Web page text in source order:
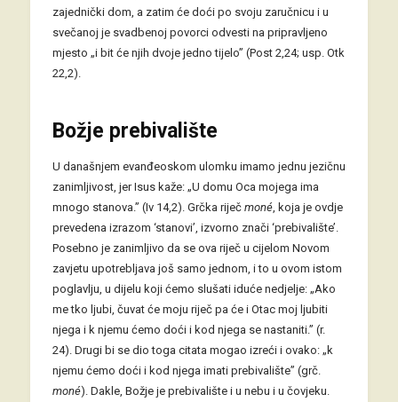
zajednički dom, a zatim će doći po svoju zaručnicu i u
svečanoj je svadbenoj povorci odvesti na pripravljeno
mjesto „i bit će njih dvoje jedno tijelo” (Post 2,24; usp. Otk
22,2).
Božje prebivalište
U današnjem evanđeoskom ulomku imamo jednu jezičnu
zanimljivost, jer Isus kaže: „U domu Oca mojega ima
mnogo stanova.” (Iv 14,2). Grčka riječ moné, koja je ovdje
prevedena izrazom ‘stanovi’, izvorno znači ‘prebivalište’.
Posebno je zanimljivo da se ova riječ u cijelom Novom
zavjetu upotrebljava još samo jednom, i to u ovom istom
poglavlju, u dijelu koji ćemo slušati iduće nedjelje: „Ako
me tko ljubi, čuvat će moju riječ pa će i Otac moj ljubiti
njega i k njemu ćemo doći i kod njega se nastaniti.” (r.
24). Drugi bi se dio toga citata mogao izreći i ovako: „k
njemu ćemo doći i kod njega imati prebivalište” (grč.
moné). Dakle, Božje je prebivalište i u nebu i u čovjeku.